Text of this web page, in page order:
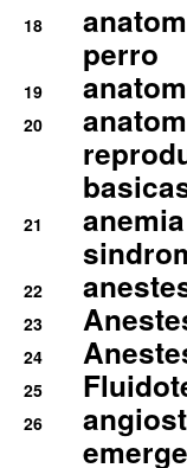
18
perro
19
20
21
22
23
24
25
26